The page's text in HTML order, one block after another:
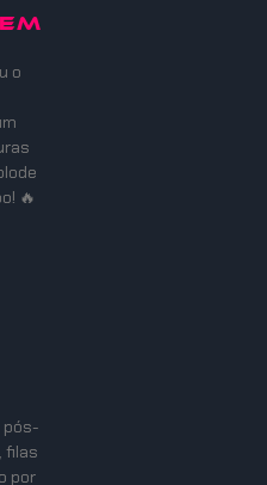
o
🔥
pós-
filas
por